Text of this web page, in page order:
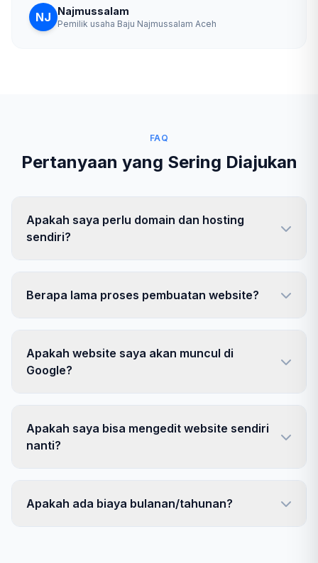
NJ Najmussalam
Pemilik usaha Baju Najmussalam Aceh
FAQ
Pertanyaan yang Sering Diajukan
Apakah saya perlu domain dan hosting
sendiri?
Berapa lama proses pembuatan website?
Apakah website saya akan muncul di
Google?
Apakah saya bisa mengedit website sendiri
nanti?
Apakah ada biaya bulanan/tahunan?